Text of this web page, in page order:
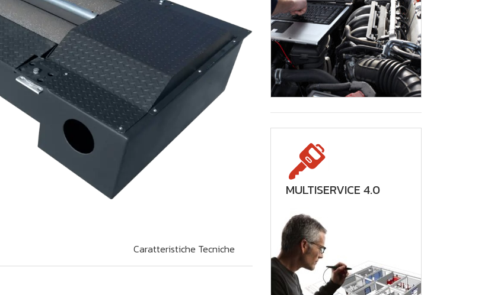
NGRPM EVO
7950 PCS
STL
STL
Caratteristiche Tecniche
MULTISERVICE 4.0